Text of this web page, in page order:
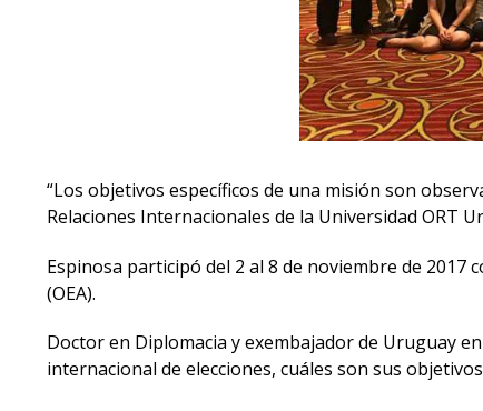
“Los objetivos específicos de una misión son
Relaciones Internacionales de la Universidad ORT
Espinosa participó del 2 al 8 de noviembre de 2017
(OEA).
Doctor en Diplomacia y exembajador de Uruguay
internacional de elecciones, cuáles son sus